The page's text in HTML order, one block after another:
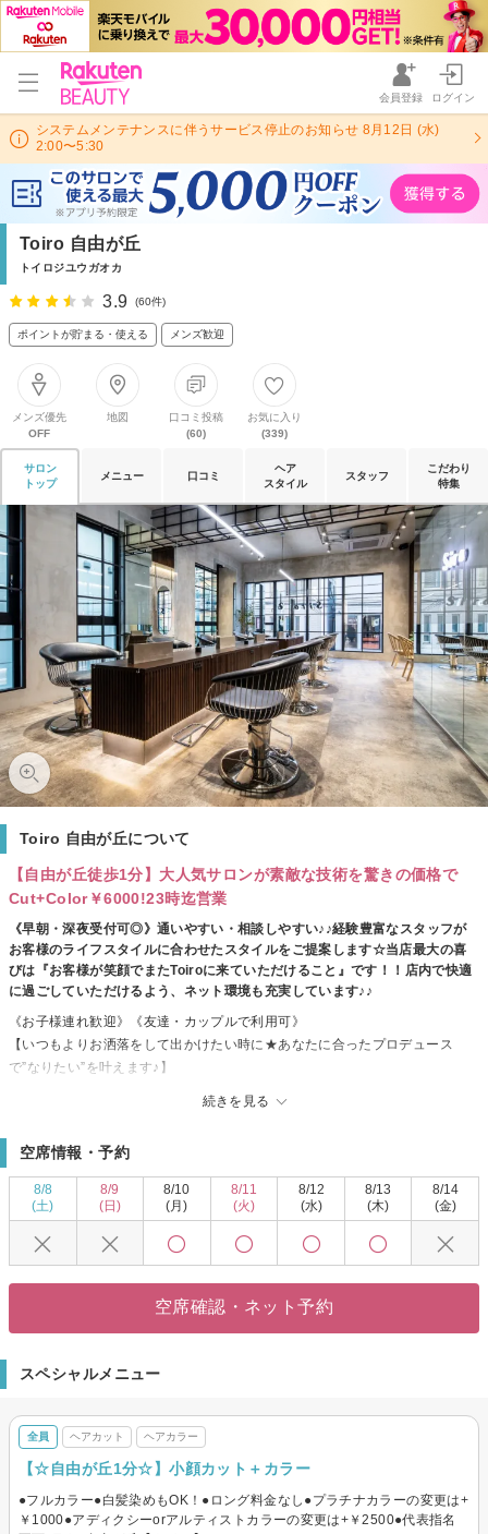
会員登録 ログイン
システムメンテナンスに伴うサービス停止のお知らせ 8月12日 (水)
2:00〜5:30
Toiro 自由が丘
トイロジユウガオカ
3.9 (60件)
ポイントが貯まる・使える メンズ歓迎
メンズ優先
OFF
地図
口コミ投稿
(60)
お気に入り
(339)
サロン
トップ
メニュー 口コミ
ヘア
スタイル
スタッフ
こだわり
特集
Toiro 自由が丘について
【自由が丘徒歩1分】大人気サロンが素敵な技術を驚きの価格で
Cut+Color￥6000!23時迄営業
《早朝・深夜受付可◎》通いやすい・相談しやすい♪♪経験豊富なスタッフが
お客様のライフスタイルに合わせたスタイルをご提案します☆当店最大の喜
びは『お客様が笑顔でまたToiroに来ていただけること』です！！店内で快適
に過ごしていただけるよう、ネット環境も充実しています♪♪
続きを見る
《お子様連れ歓迎》《友達・カップルで利用可》
【いつもよりお洒落をして出かけたい時に★あなたに合ったプロデュース
で”なりたい”を叶えます♪】
きっと満足していただけますので、お気軽にご来店くださいませ♪♪
空席情報・予約
8/8
(土)
8/9
(日)
8/10
(月)
8/11
(火)
8/12
(水)
8/13
(木)
8/14
(金)
空席確認・ネット予約
スペシャルメニュー
全員 ヘアカット ヘアカラー
【☆自由が丘1分☆】小顔カット＋カラー
●フルカラー●白髪染めもOK！●ロング料金なし●プラチナカラーの変更は+
￥1000●アディクシーorアルティストカラーの変更は+￥2500●代表指名